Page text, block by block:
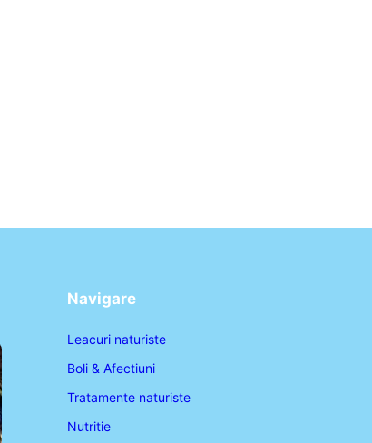
Navigare
Leacuri naturiste
Boli & Afectiuni
Tratamente naturiste
Nutritie